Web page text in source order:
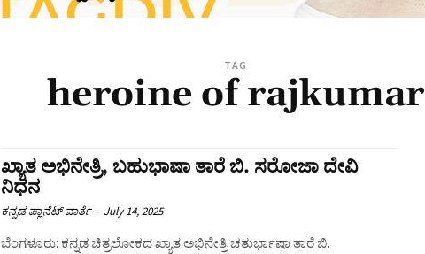
TAG
heroine of rajkumar
ಖ್ಯಾತ ಅಭಿನೇತ್ರಿ, ಬಹುಭಾಷಾ ತಾರೆ ಬಿ. ಸರೋಜಾ ದೇವಿ
ನಿಧನ
ಕನ್ನಡ ಪ್ಲಾನೆಟ್ ವಾರ್ತೆ - July 14, 2025
ಬೆಂಗಳೂರು: ಕನ್ನಡ ಚಿತ್ರಲೋಕದ ಖ್ಯಾತ ಅಭಿನೇತ್ರಿ ಚತುರ್ಭಾಷಾ ತಾರೆ ಬಿ.